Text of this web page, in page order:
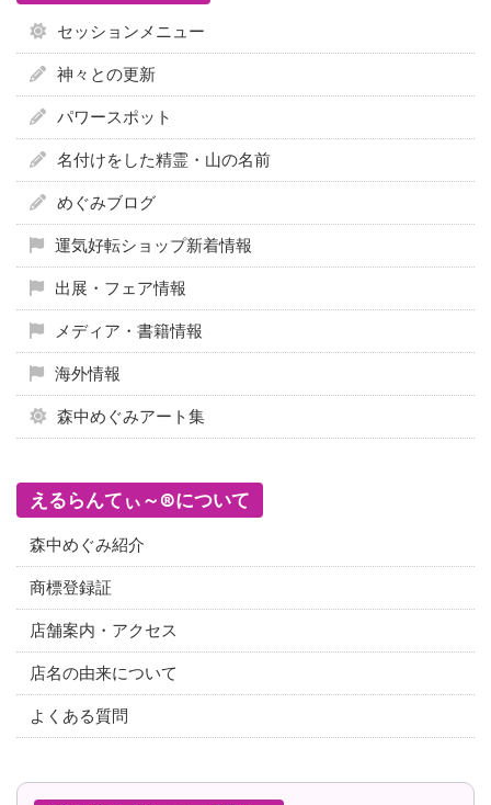
セッションメニュー
神々との更新
パワースポット
名付けをした精霊・山の名前
めぐみブログ
運気好転ショップ新着情報
出展・フェア情報
メディア・書籍情報
海外情報
森中めぐみアート集
えるらんてぃ～®について
森中めぐみ紹介
商標登録証
店舗案内・アクセス
店名の由来について
よくある質問